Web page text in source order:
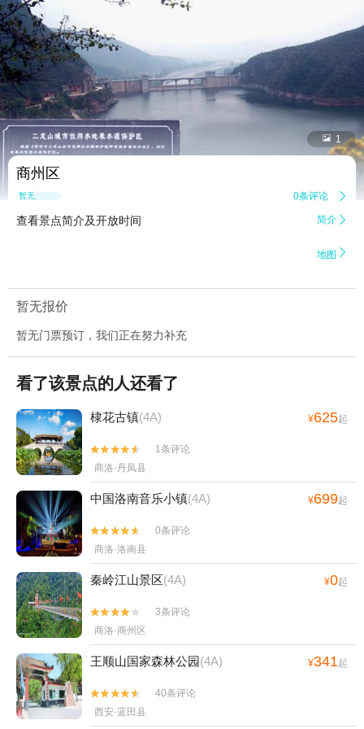
 1
商州区
暂无点评 0条评论 
查看景点简介及开放时间 简介 
地图 
暂无报价
暂无门票预订，我们正在努力补充
看了该景点的人还看了
棣花古镇(4A) ¥625起


1条评论
商洛·丹凤县
中国洛南音乐小镇(4A) ¥699起


0条评论
商洛·洛南县
秦岭江山景区(4A) ¥0起


3条评论
商洛·商州区
王顺山国家森林公园(4A) ¥341起


40条评论
西安·蓝田县
